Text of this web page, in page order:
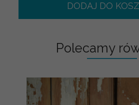
DODAJ DO
Polecamy